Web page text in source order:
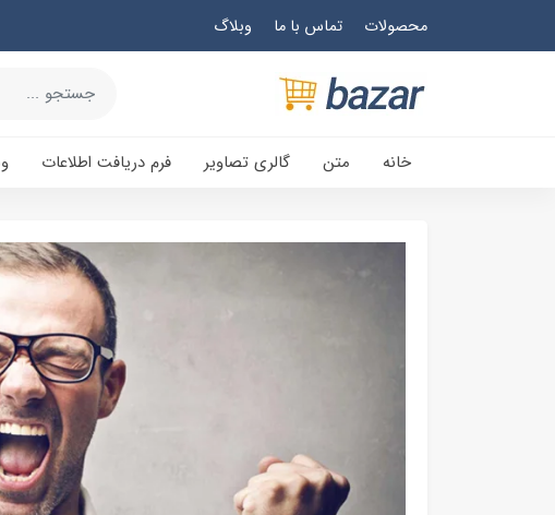
محصولات تماس با ما وبلاگ
خانه متن گالری تصاویر فرم دریافت اطلاعات